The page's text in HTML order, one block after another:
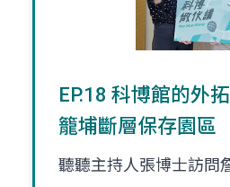
EP.18 科博館的外
籠埔斷層保存園區
聽聽主持人張博士訪問